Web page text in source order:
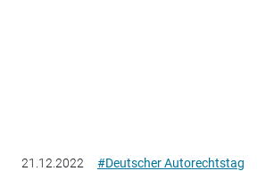
21.12.2022 #Deutscher Autorechtstag